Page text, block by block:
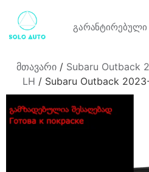
გარანტირებული
მთავარი / Subaru Outback
LH / Subaru Outback